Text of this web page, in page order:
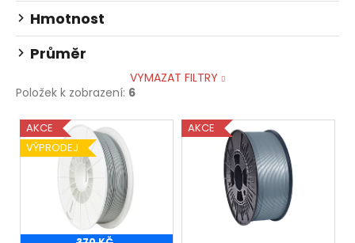
Hmotnost
Průměr
VYMAZAT FILTRY
Položek k zobrazení: 6
V
ý
p
p
AKCE
VÝPRODEJ
AKCE
D
o
p
o
u
č
u
j